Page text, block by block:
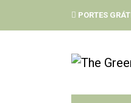
PORTES